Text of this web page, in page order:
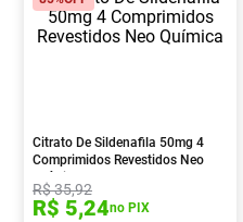
Citrato De Sildenafila 50mg 4
Comprimidos Revestidos Neo
Química
R$35,92
R$ 5,24no PIX